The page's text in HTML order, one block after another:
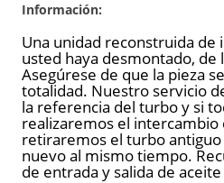
Información:
Una unidad reconstruida
usted haya desmontado,
Asegúrese de que la pieza
totalidad. Nuestro servicio
la referencia del turbo y si
realizaremos el intercambio
retiraremos el turbo
nuevo al mismo tiempo.
de entrada y salida de